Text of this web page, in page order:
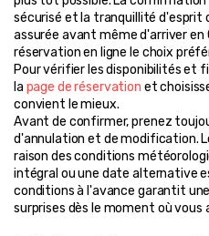
sécurisé et la tranquillité d'esprit
assurée avant même d'arriver en
réservation en ligne le choix
Pour vérifier les disponibilités et
la page de réservation et
convient le mieux.
Avant de confirmer, prenez
d'annulation et de modification.
raison des conditions
intégral ou une date alternative
conditions à l'avance garantit
surprises dès le moment où vous